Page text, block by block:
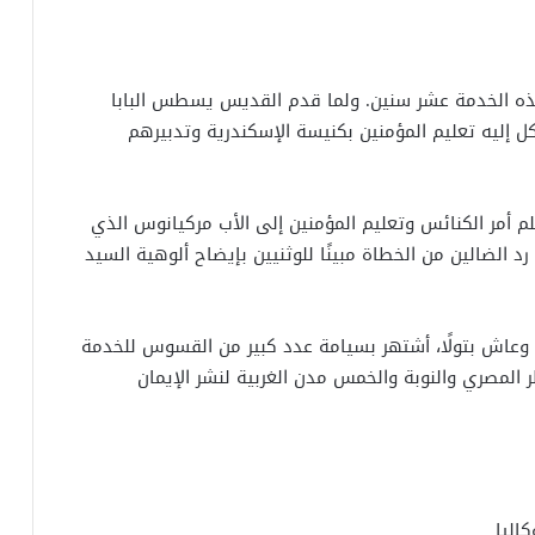
الخدمة عشر سنين. ولما قدم القديس يسطس البابا
تعليم المؤمنين بكنيسة الإسكندرية وتدبيرهم
أمر الكنائس وتعليم المؤمنين إلى الأب مركيانوس الذي
من الخطاة مبينًا للوثنيين بإيضاح ألوهية السيد
وعاش بتولًا، أشتهر بسيامة عدد كبير من القسوس للخدمة
والنوبة والخمس مدن الغربية لنشر الإيمان